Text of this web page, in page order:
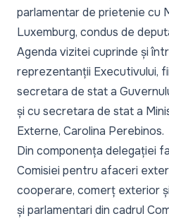
parlamentar de prietenie cu
Luxemburg, condus de
Agenda vizitei cuprinde și
reprezentanții Executivului,
secretara de stat a
și cu secretara de stat a
Externe, Carolina Perebinos.
Din componența delegației
Comisiei pentru afaceri
cooperare, comerț exterior
și parlamentari din cadrul